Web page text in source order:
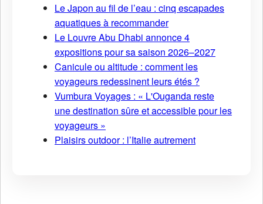
Le Japon au fil de l’eau : cinq escapades
aquatiques à recommander
Le Louvre Abu Dhabi annonce 4
expositions pour sa saison 2026–2027
Canicule ou altitude : comment les
voyageurs redessinent leurs étés ?
Vumbura Voyages : « L'Ouganda reste
une destination sûre et accessible pour les
voyageurs »
Plaisirs outdoor : l’Italie autrement